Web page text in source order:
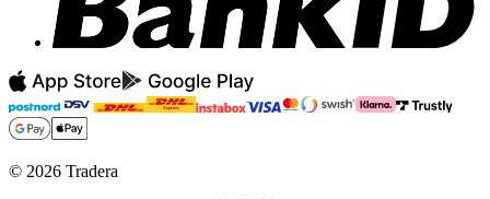
© 2026 Tradera